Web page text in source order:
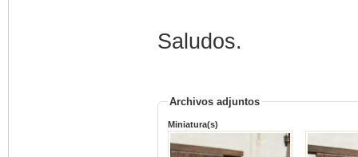
Saludos.
Archivos adjuntos
Miniatura(s)